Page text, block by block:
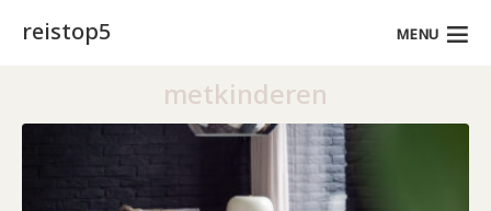
reistop5 MENU
metkinderen